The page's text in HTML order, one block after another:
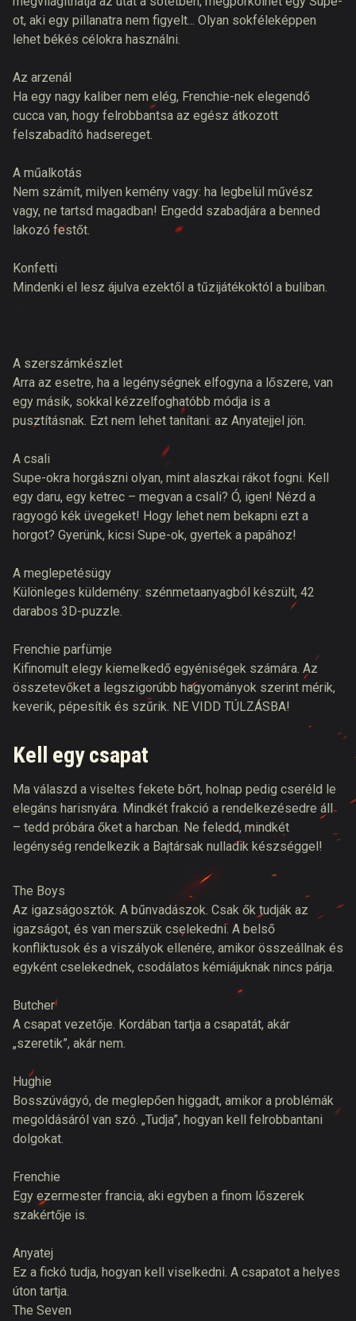
ot, aki egy pillanatra nem figyelt... Olyan sokféleképpen
lehet békés célokra használni.
Az arzenál
Ha egy nagy kaliber nem elég, Frenchie-nek elegendő
cucca van, hogy felrobbantsa az egész átkozott
felszabadító hadsereget.
A műalkotás
Nem számít, milyen kemény vagy: ha legbelül művész
vagy, ne tartsd magadban! Engedd szabadjára a benned
lakozó festőt.
Konfetti
Mindenki el lesz ájulva ezektől a tűzijátékoktól a buliban.
A szerszámkészlet
Arra az esetre, ha a legénységnek elfogyna a lőszere, van
egy másik, sokkal kézzelfoghatóbb módja is a
pusztításnak. Ezt nem lehet tanítani: az Anyatejjel jön.
A csali
Supe-okra horgászni olyan, mint alaszkai rákot fogni. Kell
egy daru, egy ketrec – megvan a csali? Ó, igen! Nézd a
ragyogó kék üvegeket! Hogy lehet nem bekapni ezt a
horgot? Gyerünk, kicsi Supe-ok, gyertek a papához!
A meglepetésügy
Különleges küldemény: szénmetaanyagból készült, 42
darabos 3D-puzzle.
Frenchie parfümje
Kifinomult elegy kiemelkedő egyéniségek számára. Az
összetevőket a legszigorúbb hagyományok szerint mérik,
keverik, pépesítik és szűrik. NE VIDD TÚLZÁSBA!
Kell egy csapat
Ma válaszd a viseltes fekete bőrt, holnap pedig cseréld le
elegáns harisnyára. Mindkét frakció a rendelkezésedre áll
– tedd próbára őket a harcban. Ne feledd, mindkét
legénység rendelkezik a Bajtársak nulladik készséggel!
The Boys
Az igazságosztók. A bűnvadászok. Csak ők tudják az
igazságot, és van merszük cselekedni. A belső
konfliktusok és a viszályok ellenére, amikor összeállnak és
egyként cselekednek, csodálatos kémiájuknak nincs párja.
Butcher
A csapat vezetője. Kordában tartja a csapatát, akár
„szeretik”, akár nem.
Hughie
Bosszúvágyó, de meglepően higgadt, amikor a problémák
megoldásáról van szó. „Tudja”, hogyan kell felrobbantani
dolgokat.
Frenchie
Egy ezermester francia, aki egyben a finom lőszerek
szakértője is.
Anyatej
Ez a fickó tudja, hogyan kell viselkedni. A csapatot a helyes
úton tartja.
The Seven